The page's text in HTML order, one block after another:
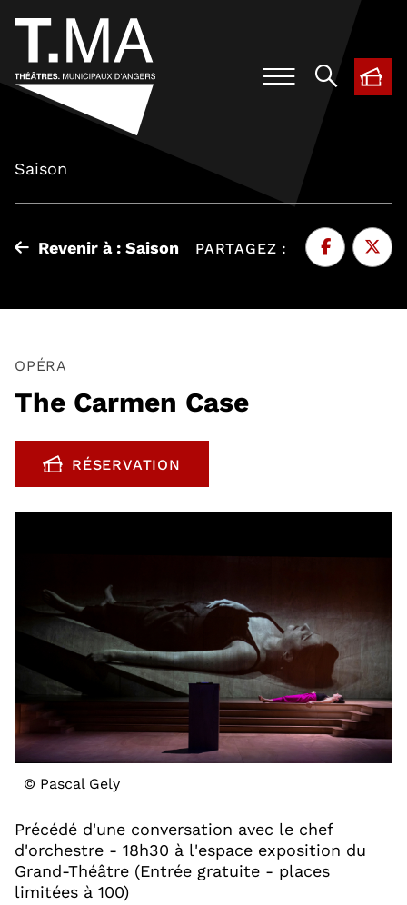
,
Saison
Revenir à : Saison PARTAGEZ :
OPÉRA
The Carmen Case
RÉSERVATION
, OUVRE UNE NOUVELLE FENÊTRE
© Pascal Gely
Précédé d'une conversation avec le chef
d'orchestre - 18h30 à l'espace exposition du
Grand-Théâtre (Entrée gratuite - places
limitées à 100)